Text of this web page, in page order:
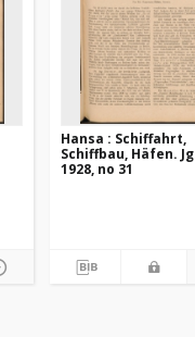
Hansa : Schiffahrt,
Schiffbau, Häfen.
1928, no 31